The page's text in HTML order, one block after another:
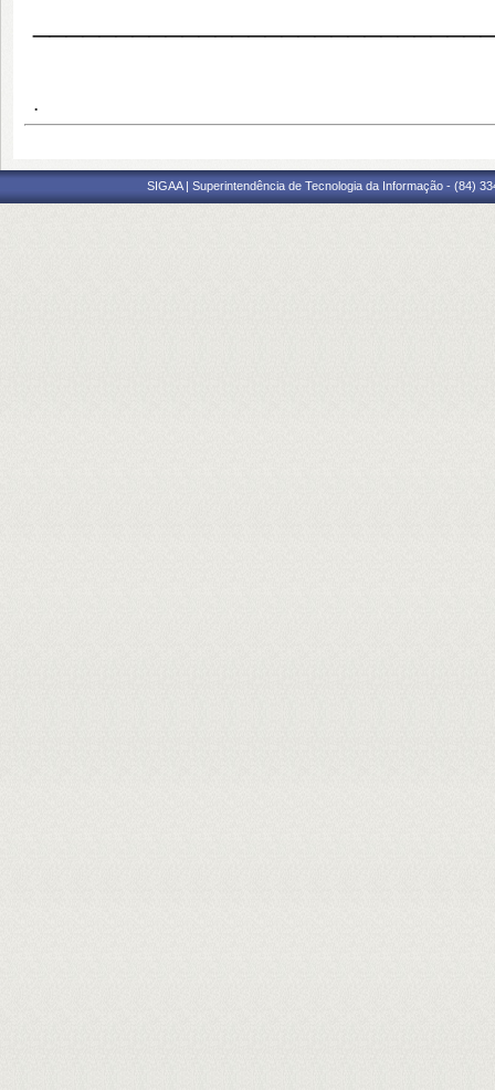
.
SIGAA | Superintendência de Tecnologia da Informação - (84)